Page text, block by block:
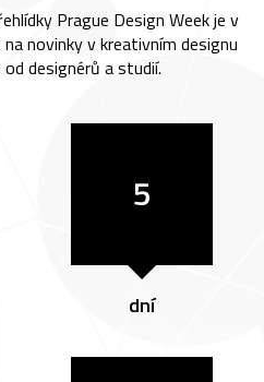
Prague Design Week je v
novinky v kreativním designu
designérů a studií.
5
dní